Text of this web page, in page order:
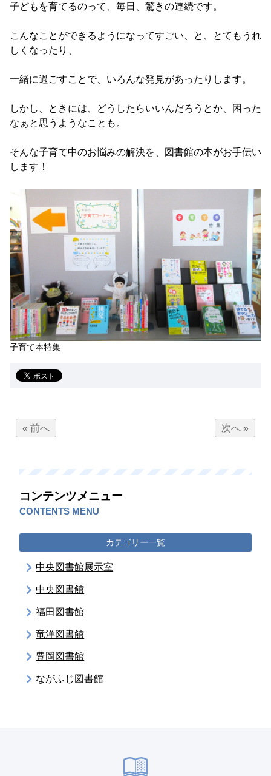
子どもを育てるのって、毎日、驚きの連続です。
こんなことができるようになってすごい、と、とてもうれ
しくなったり、
一緒に過ごすことで、いろんな発見があったりします。
しかし、ときには、どうしたらいいんだろうとか、困った
なぁと思うようなことも。
そんな子育て中のお悩みの解決を、図書館の本がお手伝い
します！
子育て本特集
« 前へ 次へ »
コンテンツメニュー
CONTENTS MENU
カテゴリー一覧
中央図書館展示室
中央図書館
福田図書館
竜洋図書館
豊岡図書館
ながふじ図書館